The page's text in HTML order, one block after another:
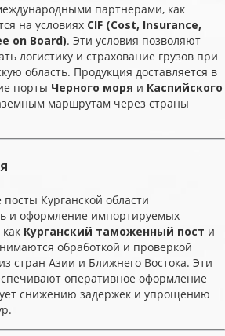
партнерами, как
на условиях CIF (Cost, Insurance,
on Board). Эти условия позволяют
логистику и страхование грузов при
область. Продукция доставляется в
порты Черного моря и Каспийского
маршрутам через страны
Курганской области
и оформление импортируемых
Курганский таможенный пост и
обработкой и проверкой
стран Азии и Ближнего Востока. Эти
оперативное оформление
снижению задержек и упрощению